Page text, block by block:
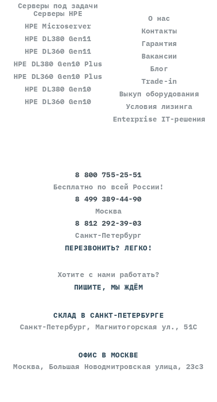
Серверы под задачи
Серверы HPE
HPE Microserver
HPE DL380 Gen11
HPE DL360 Gen11
HPE DL380 Gen10 Plus
HPE DL360 Gen10 Plus
HPE DL380 Gen10
HPE DL360 Gen10
О нас
Контакты
Гарантия
Вакансии
Блог
Trade-in
Выкуп оборудования
Условия лизинга
Enterprise IT-решения
8 800 755-25-51
Бесплатно по всей России!
8 499 389-44-90
Москва
8 812 292-39-03
Санкт-Петербург
ПЕРЕЗВОНИТЬ? ЛЕГКО!
Хотите с нами работать?
ПИШИТЕ, МЫ ЖДЁМ
СКЛАД В САНКТ-ПЕТЕРБУРГЕ
Санкт-Петербург, Магнитогорская ул., 51С
ОФИС В МОСКВЕ
Москва, Большая Новодмитровская улица, 23с3